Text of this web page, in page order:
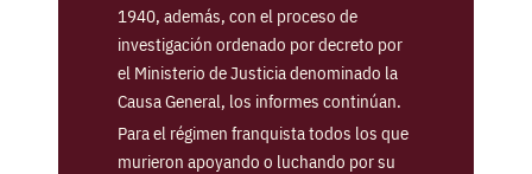
1940, además, con el proceso de
investigación ordenado por decreto por
el Ministerio de Justicia denominado la
Causa General, los informes continúan.
Para el régimen franquista todos los que
murieron apoyando o luchando por su